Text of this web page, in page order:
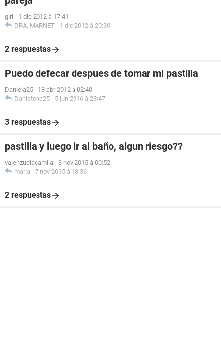
girl - 1 dic 2012 à 17:41
DRA. MARNET - 1 dic 2012 à 20:30
2 respuestas
Puedo defecar despues de tomar mi pastilla
Daniela25 - 18 abr 2012 à 02:40
Danistone25 - 5 jun 2016 à 23:47
3 respuestas
pastilla y luego ir al baño, algun riesgo??
valenzuelacamila - 3 nov 2015 à 00:52
maria - 7 nov 2015 à 18:36
2 respuestas